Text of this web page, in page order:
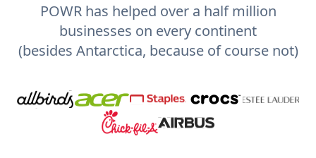
POWR has helped over a half million
businesses on every continent
(besides Antarctica, because of course not)